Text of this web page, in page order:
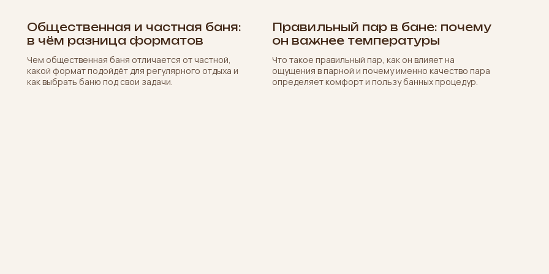
Общественная и частная баня:
в чём разница форматов
Чем общественная баня отличается от частной,
какой формат подойдёт для регулярного отдыха и
как выбрать баню под свои задачи.
Правильный пар в бане: почему
он важнее температуры
Что такое правильный пар, как он влияет на
ощущения в парной и почему именно качество пара
определяет комфорт и пользу банных процедур.